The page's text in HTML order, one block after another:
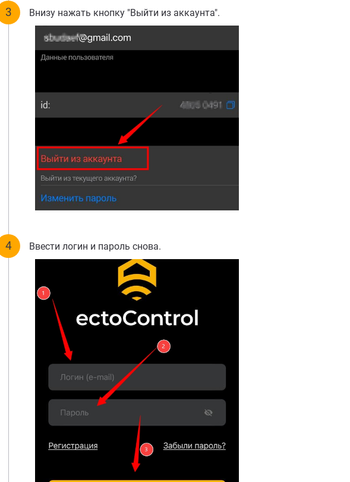
Внизу нажать кнопку "Выйти из аккаунта".
Ввести логин и пароль снова.